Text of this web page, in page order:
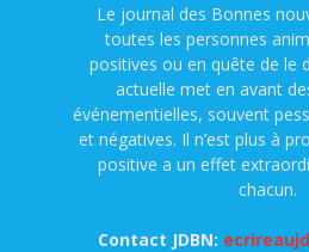
Le journal des Bonnes
toutes les personnes
positives ou en quête de le
actuelle met en avant
événementielles, souvent
et négatives. Il n’est plus à
positive a un effet
chacun.
Contact JDBN: